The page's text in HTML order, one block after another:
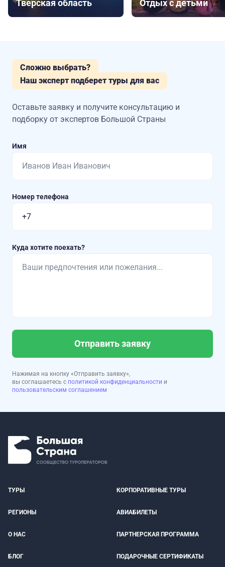
Тверская область Отдых с детьми
Сложно выбрать?
Наш эксперт подберет туры для вас
Оставьте заявку и получите консультацию и
подборку от экспертов Большой Страны
Имя
Номер телефона
Куда хотите поехать?
Отправить заявку
Нажимая на кнопку «Отправить заявку»,
вы соглашаетесь с политикой конфиденциальности и
пользовательским соглашением
ТУРЫ КОРПОРАТИВНЫЕ ТУРЫ
РЕГИОНЫ АВИАБИЛЕТЫ
О НАС ПАРТНЕРСКАЯ ПРОГРАММА
БЛОГ ПОДАРОЧНЫЕ СЕРТИФИКАТЫ